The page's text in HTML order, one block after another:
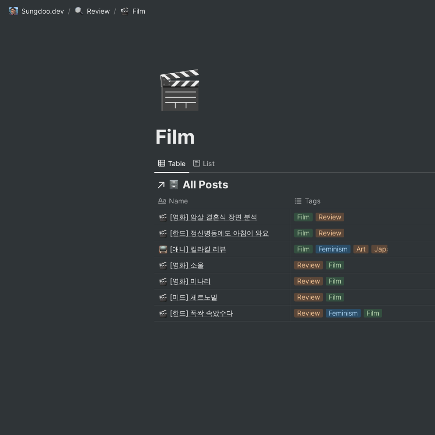
Sungdoo.dev / Review / Film
🎬
Film
Table List
All Posts
Name
Tags
[영화] 암살 결혼식 장면 분석
Film
Review
[한드] 정신병동에도 아침이 와요
Film
Review
[애니] 킬라킬 리뷰
Film Feminism Art Japan
[영화] 소울
Review
Film
[영화] 미나리
Review
Film
[미드] 체르노빌
Review
Film
[한드] 폭싹 속았수다
Review Feminism Film